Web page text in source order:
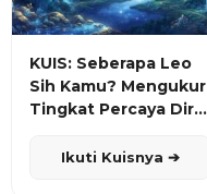
KUIS: Seberapa Leo
Sih Kamu? Mengukur
Tingkat Percaya Diri
Ikuti Kuisnya ➔